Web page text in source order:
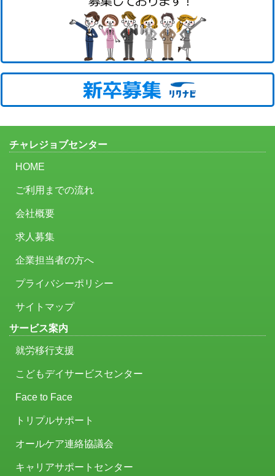
チャレジョブセンター
HOME
ご利用までの流れ
会社概要
求人募集
企業担当者の方へ
プライバシーポリシー
サイトマップ
サービス案内
就労移行支援
こどもデイサービスセンター
Face to Face
トリプルサポート
オールケア連絡協議会
キャリアサポートセンター